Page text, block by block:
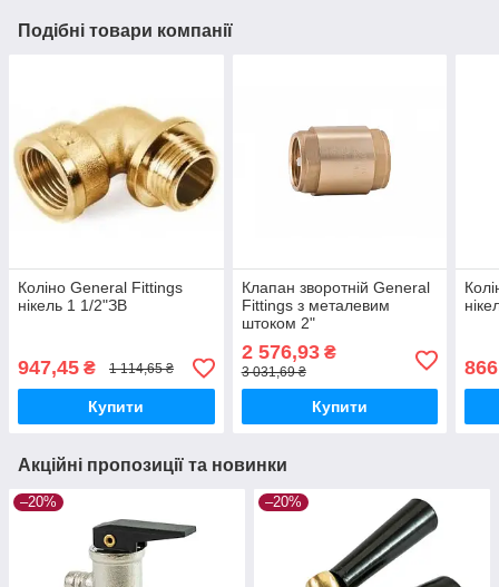
Подібні товари компанії
Коліно General Fittings
нікель 1 1/2"ЗВ
947,45 ₴ 1 114,65 ₴
Купити
Клапан зворотній General
Fittings з металевим
штоком 2"
2 576,93₴
3 031,69 ₴
Купити
Акційні пропозиції та новинки
–20% –20%